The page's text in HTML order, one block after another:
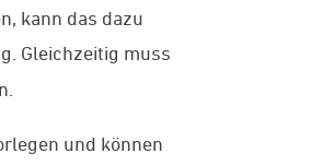
kann das dazu
Gleichzeitig muss
und können